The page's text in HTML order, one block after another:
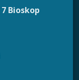
7 Bioskop